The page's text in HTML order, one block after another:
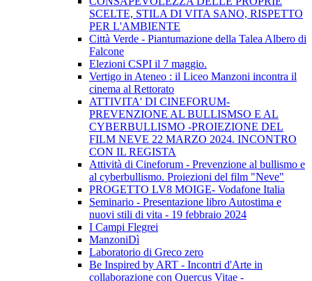
SCELTE, STILA DI VITA SANO, RISPETTO
PER L'AMBIENTE
Città Verde - Piantumazione della Talea Albero di
Falcone
Elezioni CSPI il 7 maggio.
Vertigo in Ateneo : il Liceo Manzoni incontra il
cinema al Rettorato
ATTIVITA' DI CINEFORUM-
PREVENZIONE AL BULLISMSO E AL
CYBERBULLISMO -PROIEZIONE DEL
FILM NEVE 22 MARZO 2024. INCONTRO
CON IL REGISTA
Attività di Cineforum - Prevenzione al bullismo e
al cyberbullismo. Proiezioni del film "Neve"
PROGETTO LV8 MOIGE- Vodafone Italia
Seminario - Presentazione libro Autostima e
nuovi stili di vita - 19 febbraio 2024
I Campi Flegrei
ManzoniDì
Laboratorio di Greco zero
Be Inspired by ART - Incontri d'Arte in
collaborazione con Quercus Vitae -